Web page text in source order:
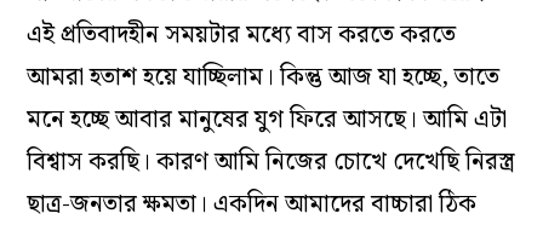
এই প্রতিবাদহীন সময়টার মধ্যে বাস করতে করতে
আমরা হতাশ হয়ে যাচ্ছিলাম। কিন্তু আজ যা হচ্ছে, তাতে
মনে হচ্ছে আবার মানুষের যুগ ফিরে আসছে। আমি এটা
বিশ্বাস করছি। কারণ আমি নিজের চোখে দেখেছি নিরস্ত্র
ছাত্র-জনতার ক্ষমতা। একদিন আমাদের বাচ্চারা ঠিক